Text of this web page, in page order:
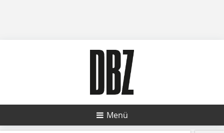
Menü